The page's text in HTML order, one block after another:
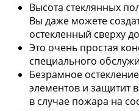
Высота стеклянных
Вы даже можете
остекленный сверху
Это очень простая
специального
Безрамное
элементов и защитит
в случае пожара на